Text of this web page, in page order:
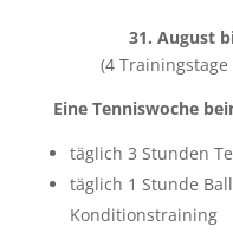
31. August
(4
Eine Tenniswoche
täglich 3 Stunden
täglich 1 Stunde
Konditionstraining